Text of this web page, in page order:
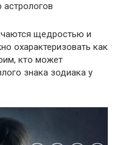
щедростью и
охарактеризовать как
кто может
знака зодиака у